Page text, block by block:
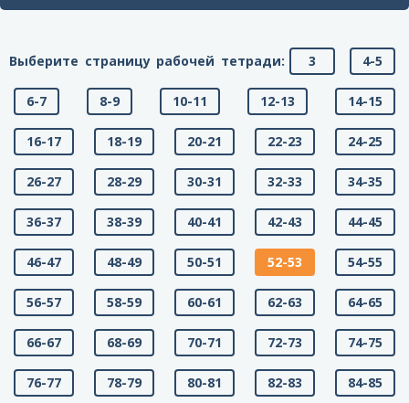
Выберите страницу рабочей тетради: 3 4-5
6-7 8-9 10-11 12-13 14-15
16-17 18-19 20-21 22-23 24-25
26-27 28-29 30-31 32-33 34-35
36-37 38-39 40-41 42-43 44-45
46-47 48-49 50-51 52-53 54-55
56-57 58-59 60-61 62-63 64-65
66-67 68-69 70-71 72-73 74-75
76-77 78-79 80-81 82-83 84-85